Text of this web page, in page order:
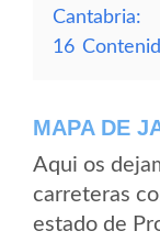
Cantabria:
16
MAPA DE
Aqui os
carreteras
estado de